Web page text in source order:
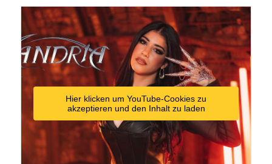
Hier klicken um YouTube-Cookies zu
akzeptieren und den Inhalt zu laden